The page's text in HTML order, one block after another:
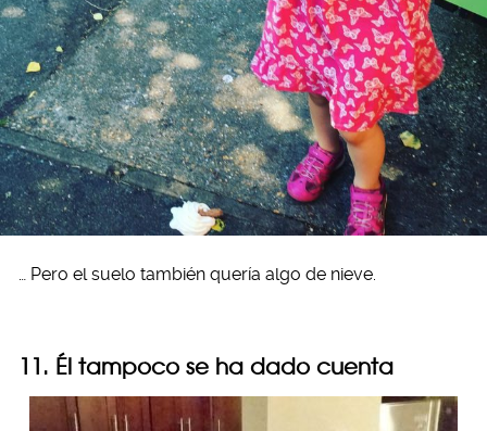
… Pero el suelo también quería algo de nieve.
11. Él tampoco se ha dado cuenta